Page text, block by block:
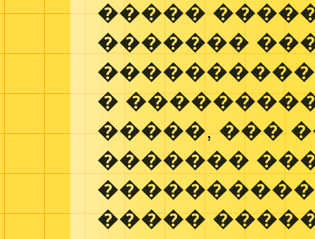
�����
�������
�
�����, ���
�������
�����